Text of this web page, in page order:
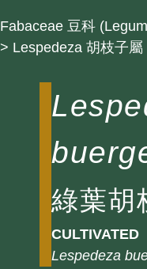
Fabaceae 豆科
> Lespedeza 胡枝子屬
綠葉胡
CULTIVATED
Lespedeza